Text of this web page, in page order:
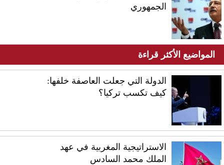
الجمهوري
المواضيع الأكثر قراءة
الدولة التي جعلت العاصفة خلفها:
كيف تكسب تركيا؟
الاستراتيجية المغربية في عهد
الملك محمد السادس